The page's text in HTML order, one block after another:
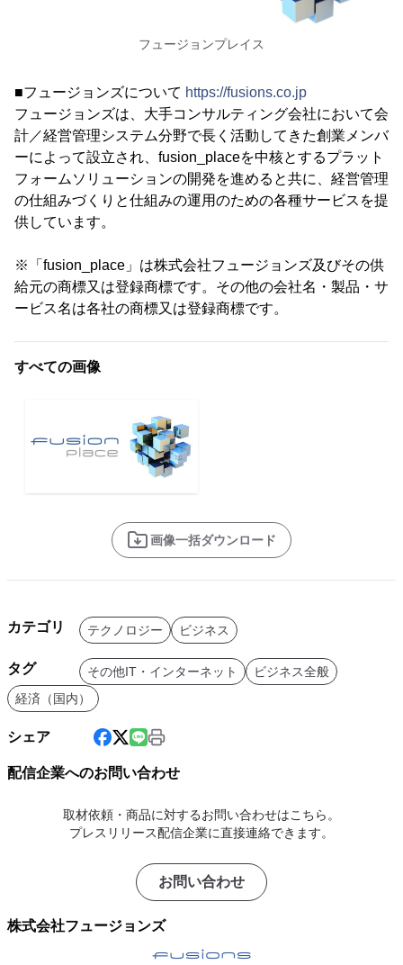
フュージョンプレイス
■フュージョンズについて https://fusions.co.jp
フュージョンズは、大手コンサルティング会社において会
計／経営管理システム分野で長く活動してきた創業メンバ
ーによって設立され、fusion_placeを中核とするプラット
フォームソリューションの開発を進めると共に、経営管理
の仕組みづくりと仕組みの運用のための各種サービスを提
供しています。
※「fusion_place」は株式会社フュージョンズ及びその供
給元の商標又は登録商標です。その他の会社名・製品・サ
ービス名は各社の商標又は登録商標です。
すべての画像
画像一括ダウンロード
カテゴリ テクノロジー ビジネス
タグ その他IT・インターネット
ビジネス全般
経済（国内）
シェア
配信企業へのお問い合わせ
取材依頼・商品に対するお問い合わせはこちら。
プレスリリース配信企業に直接連絡できます。
お問い合わせ
株式会社フュージョンズ